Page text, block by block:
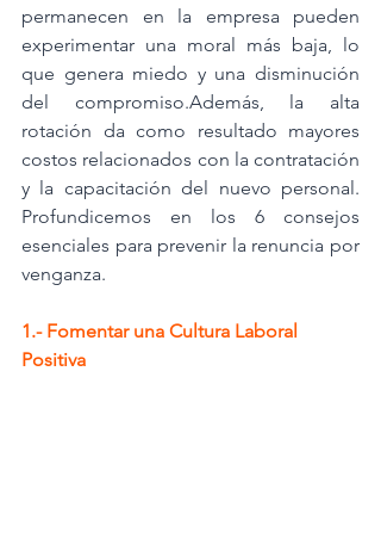
permanecen en la empresa pueden
experimentar una moral más baja, lo
que genera miedo y una disminución
del compromiso.Además, la alta
rotación da como resultado mayores
costos relacionados con la contratación
y la capacitación del nuevo personal.
Profundicemos en los 6 consejos
esenciales para prevenir la renuncia por
venganza.
1.- Fomentar una Cultura Laboral
Positiva